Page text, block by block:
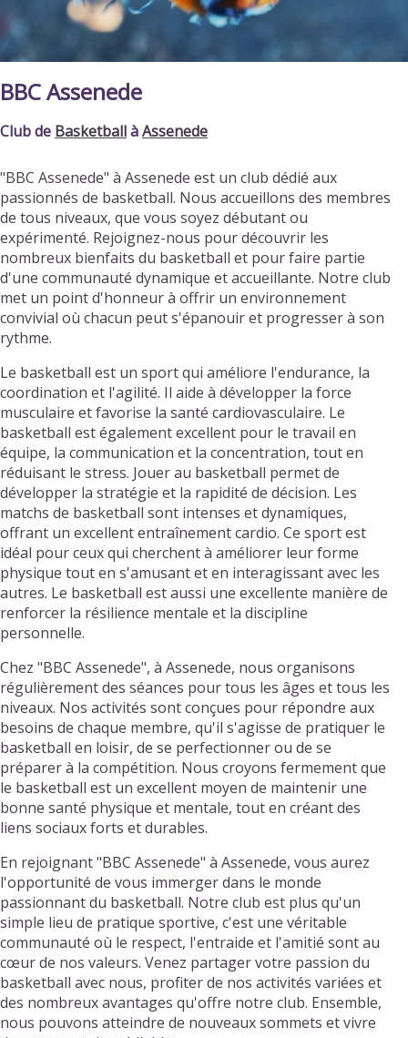
BBC Assenede
Club de BasketballàAssenede
"BBC Assenede" à Assenede est un club dédié aux
passionnés de basketball. Nous accueillons des membres
de tous niveaux, que vous soyez débutant ou
expérimenté. Rejoignez-nous pour découvrir les
nombreux bienfaits du basketball et pour faire partie
d'une communauté dynamique et accueillante. Notre club
met un point d'honneur à offrir un environnement
convivial où chacun peut s'épanouir et progresser à son
rythme.
Le basketball est un sport qui améliore l'endurance, la
coordination et l'agilité. Il aide à développer la force
musculaire et favorise la santé cardiovasculaire. Le
basketball est également excellent pour le travail en
équipe, la communication et la concentration, tout en
réduisant le stress. Jouer au basketball permet de
développer la stratégie et la rapidité de décision. Les
matchs de basketball sont intenses et dynamiques,
offrant un excellent entraînement cardio. Ce sport est
idéal pour ceux qui cherchent à améliorer leur forme
physique tout en s'amusant et en interagissant avec les
autres. Le basketball est aussi une excellente manière de
renforcer la résilience mentale et la discipline
personnelle.
Chez "BBC Assenede", à Assenede, nous organisons
régulièrement des séances pour tous les âges et tous les
niveaux. Nos activités sont conçues pour répondre aux
besoins de chaque membre, qu'il s'agisse de pratiquer le
basketball en loisir, de se perfectionner ou de se
préparer à la compétition. Nous croyons fermement que
le basketball est un excellent moyen de maintenir une
bonne santé physique et mentale, tout en créant des
liens sociaux forts et durables.
En rejoignant "BBC Assenede" à Assenede, vous aurez
l'opportunité de vous immerger dans le monde
passionnant du basketball. Notre club est plus qu'un
simple lieu de pratique sportive, c'est une véritable
communauté où le respect, l'entraide et l'amitié sont au
cœur de nos valeurs. Venez partager votre passion du
basketball avec nous, profiter de nos activités variées et
des nombreux avantages qu'offre notre club. Ensemble,
nous pouvons atteindre de nouveaux sommets et vivre